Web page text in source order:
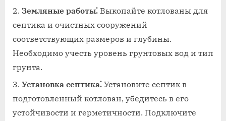
Земляные работы⁚ Выкопайте котлованы для
септика и очистных сооружений
соответствующих размеров и глубины.
Необходимо учесть уровень грунтовых вод и тип
грунта.
Установка септика⁚ Установите септик в
подготовленный котлован‚ убедитесь в его
устойчивости и герметичности. Подключите